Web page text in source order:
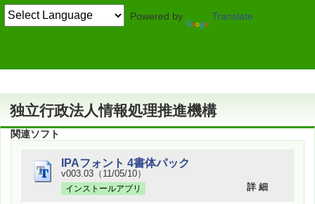
Powered by Translate
独立行政法人情報処理推進機構
関連ソフト
IPAフォント 4書体パック
v003.03（11/05/10）
インストールアプリ
詳 細